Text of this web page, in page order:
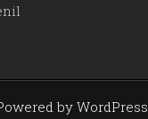
by WordPress